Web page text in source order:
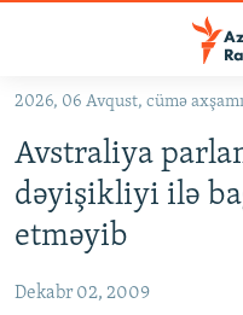
Əsas
qayıt
Əsas
naviqasiyaya
qayıt
Axtarışa
KORRUPSIOMETR
#ƏSLINDƏ
FƏRQƏ BAX
2026, 06 Avqust, cümə
Avstraliya
dəyişikliyi ilə
etməyib
Dekabr 02, 2009